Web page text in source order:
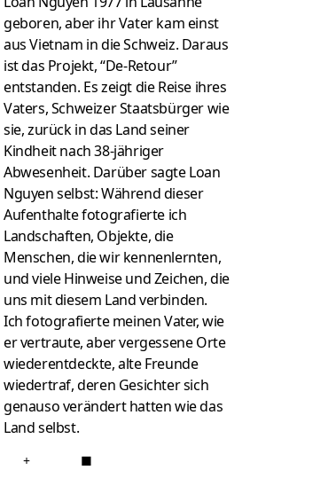
geboren, aber ihr Vater kam einst
aus Vietnam in die Schweiz. Daraus
ist das Projekt, “De-Retour”
entstanden. Es zeigt die Reise ihres
Vaters, Schweizer Staatsbürger wie
sie, zurück in das Land seiner
Kindheit nach 38-jähriger
Abwesenheit. Darüber sagte Loan
Nguyen selbst: Während dieser
Aufenthalte fotografierte ich
Landschaften, Objekte, die
Menschen, die wir kennenlernten,
und viele Hinweise und Zeichen, die
uns mit diesem Land verbinden.
Ich fotografierte meinen Vater, wie
er vertraute, aber vergessene Orte
wiederentdeckte, alte Freunde
wiedertraf, deren Gesichter sich
genauso verändert hatten wie das
Land selbst.
+ ■